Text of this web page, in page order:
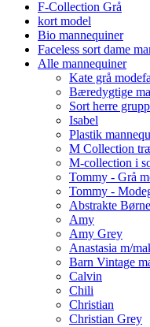
F-Collection Grå
kort model
Bio mannequiner
Faceless sort dame
Alle mannequiner
Kate grå
Bæredygtige
Sort herre
Isabel
Plastik
M Collection
M-collection i
Tommy - Grå
Tommy -
Abstrakte
Amy
Amy Grey
Anastasia m/
Barn Vintage
Calvin
Chili
Christian
Christian Grey